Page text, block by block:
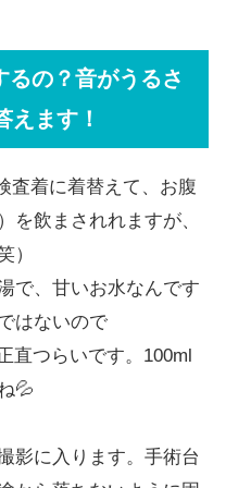
るの？音がうるさ
えます！
査着に着替えて、お腹
を飲まされれますが、
）
で、甘いお水なんです
はないので
直つらいです。100ml
💦
影に入ります。手術台